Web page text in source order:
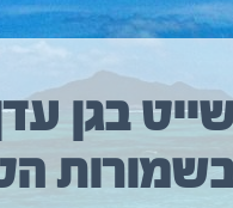
בגן
בשמורות